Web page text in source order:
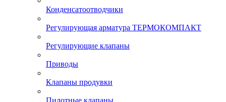
Конденсатоотводчики
Регулирующая арматура ТЕРМОКОМПАКТ
Регулирующие клапаны
Приводы
Клапаны продувки
Пилотные клапаны